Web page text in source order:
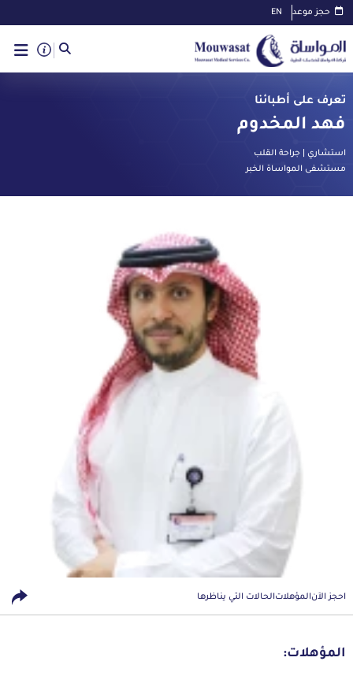
حجز موعد EN
تعرف على أطبائنا
فهد المخدوم
استشاري | جراحة القلب
مستشفى المواساة الخبر
احجز الآنالمؤهلاتالحالات التي يناظرها
المؤهلات: